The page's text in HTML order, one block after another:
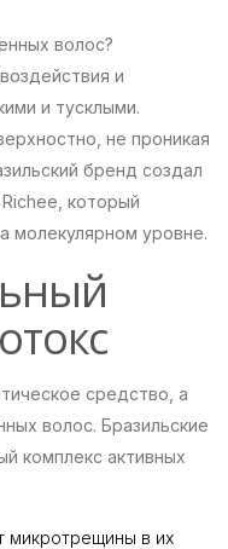
волос?
и
и тусклыми.
не проникая
бренд создал
который
молекулярном уровне.
средство, а
волос. Бразильские
комплекс активных
микротрещины в их